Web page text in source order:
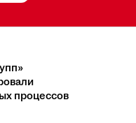
процессов